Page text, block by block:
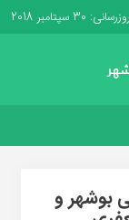
30 سپتامبر 2018
بوشهر و